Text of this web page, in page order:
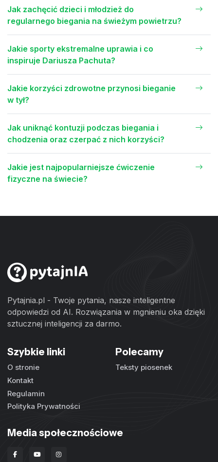
Jak zachęcić dzieci i młodzież do
regularnego biegania na świeżym powietrzu?
Jakie sporty ekstremalne uprawia i co
inspiruje Dariusza Pachuta?
Jakie korzyści zdrowotne przynosi bieganie
w tył?
Jak uniknąć kontuzji podczas biegania i
chodzenia oraz czerpać z nich korzyści?
Jakie jest najpopularniejsze ćwiczenie
fizyczne na świecie?
Pytajnia.pl - Twoje pytania, nasze inteligentne
odpowiedzi od AI. Rozwiązania w mgnieniu oka dzięki
sztucznej inteligencji za darmo.
Szybkie linki
O stronie
Kontakt
Regulamin
Polityka Prywatności
Polecamy
Teksty piosenek
Media społecznościowe